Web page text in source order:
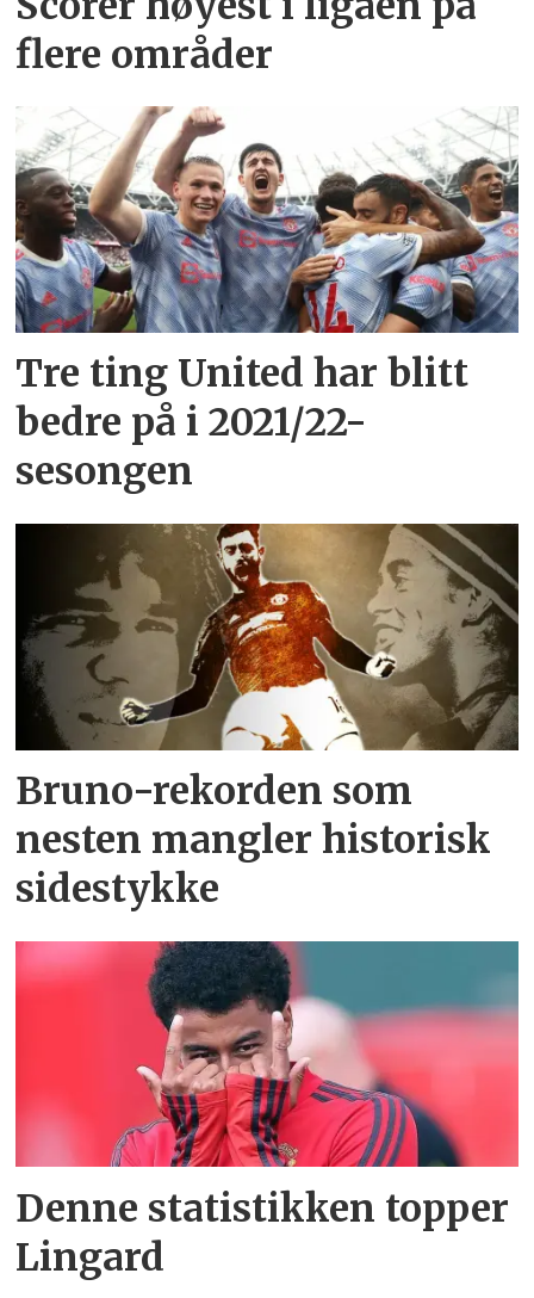
flere områder
Tre ting United har blitt
bedre på i 2021/22-
sesongen
Bruno-rekorden som
nesten mangler historisk
sidestykke
Denne statistikken topper
Lingard